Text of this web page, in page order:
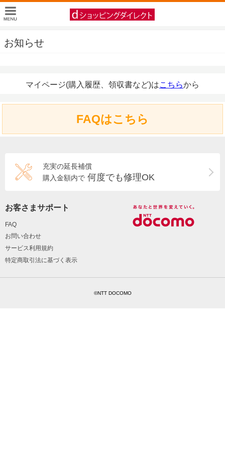
お知らせ
マイページ(購入履歴、領収書など)はこちらから
FAQはこちら
充実の延長補償
購入金額内で 何度でも修理OK
お客さまサポート
FAQ
お問い合わせ
サービス利用規約
特定商取引法に基づく表示
©NTT DOCOMO